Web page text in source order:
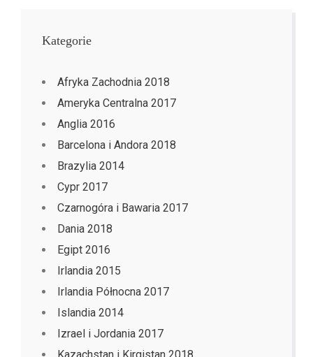
Kategorie
Afryka Zachodnia 2018
Ameryka Centralna 2017
Anglia 2016
Barcelona i Andora 2018
Brazylia 2014
Cypr 2017
Czarnogóra i Bawaria 2017
Dania 2018
Egipt 2016
Irlandia 2015
Irlandia Północna 2017
Islandia 2014
Izrael i Jordania 2017